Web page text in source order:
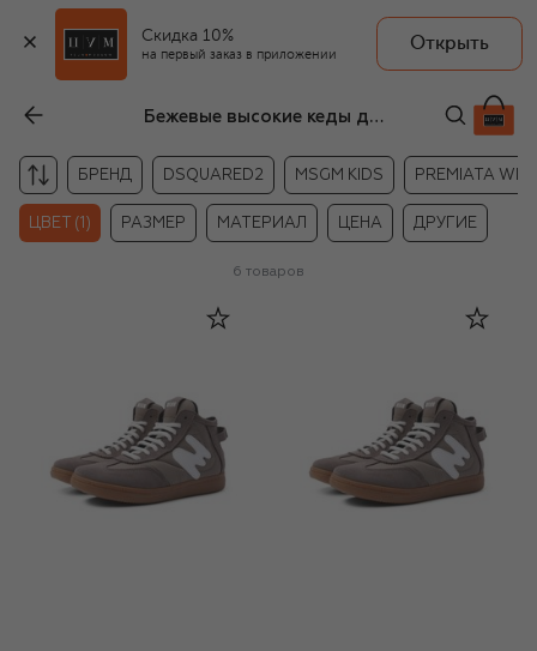
Скидка 10%
на первый заказ в приложении
Открыть
Бежевые высокие кеды для мальчиков
БРЕНД DSQUARED2 MSGM KIDS PREMIATA WILL
ЦВЕТ (1) РАЗМЕР МАТЕРИАЛ ЦЕНА ДРУГИЕ
6 товаров